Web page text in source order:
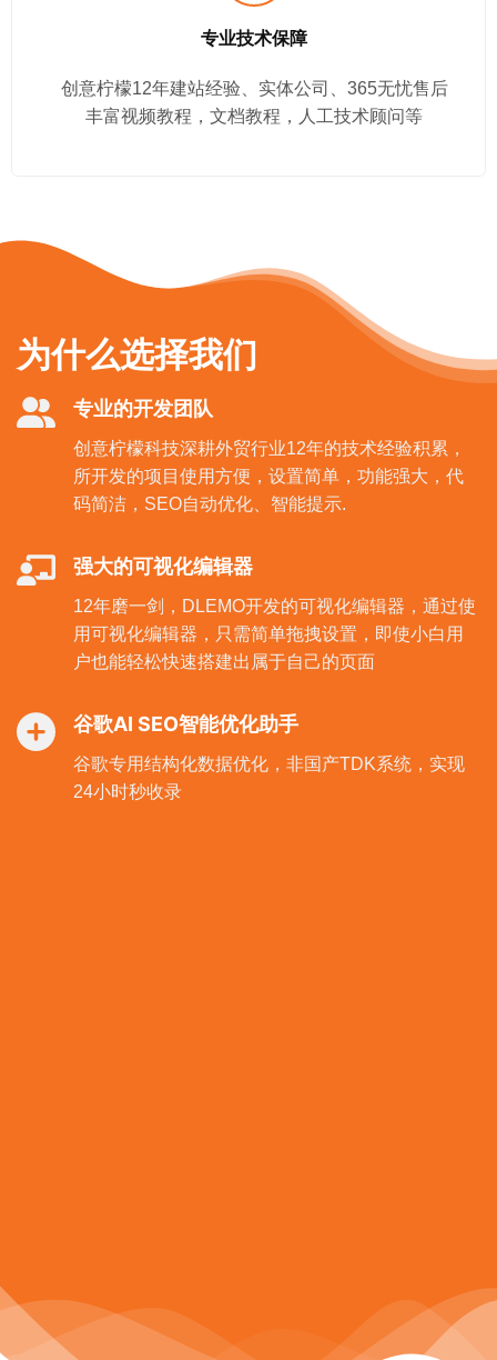
专业技术保障
创意柠檬12年建站经验、实体公司、365无忧售后
丰富视频教程，文档教程，人工技术顾问等
为什么选择我们
专业的开发团队
创意柠檬科技深耕外贸行业12年的技术经验积累，
所开发的项目使用方便，设置简单，功能强大，代
码简洁，SEO自动优化、智能提示.
强大的可视化编辑器
12年磨一剑，DLEMO开发的可视化编辑器，通过使
用可视化编辑器，只需简单拖拽设置，即使小白用
户也能轻松快速搭建出属于自己的页面
谷歌AI SEO智能优化助手
谷歌专用结构化数据优化，非国产TDK系统，实现
24小时秒收录